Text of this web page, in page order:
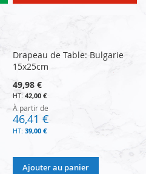
Drapeau de Table: Bulgarie
15x25cm
49,98 €
42,00 €
À partir de
46,41 €
39,00 €
Ajouter au panier